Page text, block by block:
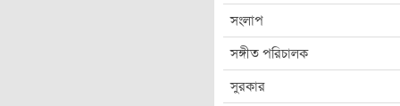
সংলাপ
সঙ্গীত পরিচালক
সুরকার